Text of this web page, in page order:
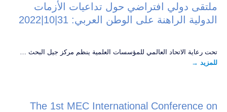
ملتقى دولي افتراضي حول تداعيات الأزمات
الدولية الراهنة على الوطن العربي: 31|10|2022
تحت رعاية الاتحاد العالمي للمؤسسات العلمية ينظم مركز جيل البحث …
للمزيد →
The 1st MEC International Conference on